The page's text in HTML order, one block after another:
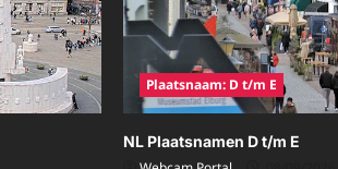
Plaatsnaam: D t/m E
NL Plaatsnamen D t/m E